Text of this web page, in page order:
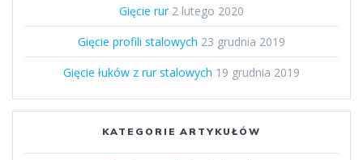
Gięcie rur 2 lutego 2020
Gięcie profili stalowych 23 grudnia 2019
Gięcie łuków z rur stalowych 19 grudnia 2019
KATEGORIE ARTYKUŁÓW